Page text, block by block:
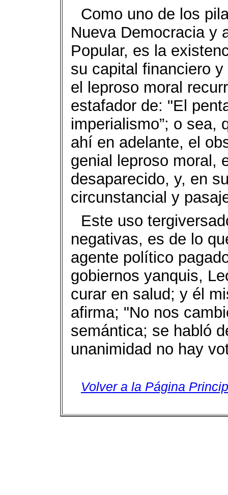
Como uno de los
Nueva Democracia y
Popular, es la
su capital financiero
el leproso moral
estafador de: "El
imperialismo”; o sea,
ahí en adelante, el
genial leproso moral,
desaparecido, y, en
circunstancial y
Este uso
negativas, es de lo
agente político
gobiernos yanquis,
curar en salud; y él
afirma; "No nos
semántica; se habló
unanimidad no hay
Volver a la Página